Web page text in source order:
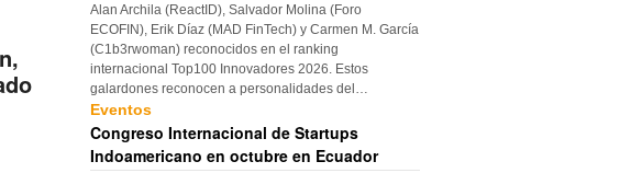
Alan Archila (ReactID), Salvador Molina (Foro
ECOFIN), Erik Díaz (MAD FinTech) y Carmen M. García
(C1b3rwoman) reconocidos en el ranking
internacional Top100 Innovadores 2026. Estos
galardones reconocen a personalidades del…
Eventos
Congreso Internacional de Startups
Indoamericano en octubre en Ecuador